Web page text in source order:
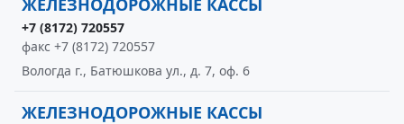
ЖЕЛЕЗНОДОРОЖНЫЕ КАССЫ
+7 (8172) 720557
факс +7 (8172) 720557
Вологда г., Батюшкова ул., д. 7, оф. 6
ЖЕЛЕЗНОДОРОЖНЫЕ КАССЫ